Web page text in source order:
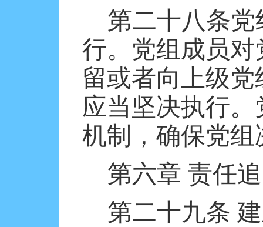
第二十八条
行。党组成员
留或者向上级
应当坚决执行
机制，确保党组
第六章 责任
第二十九条